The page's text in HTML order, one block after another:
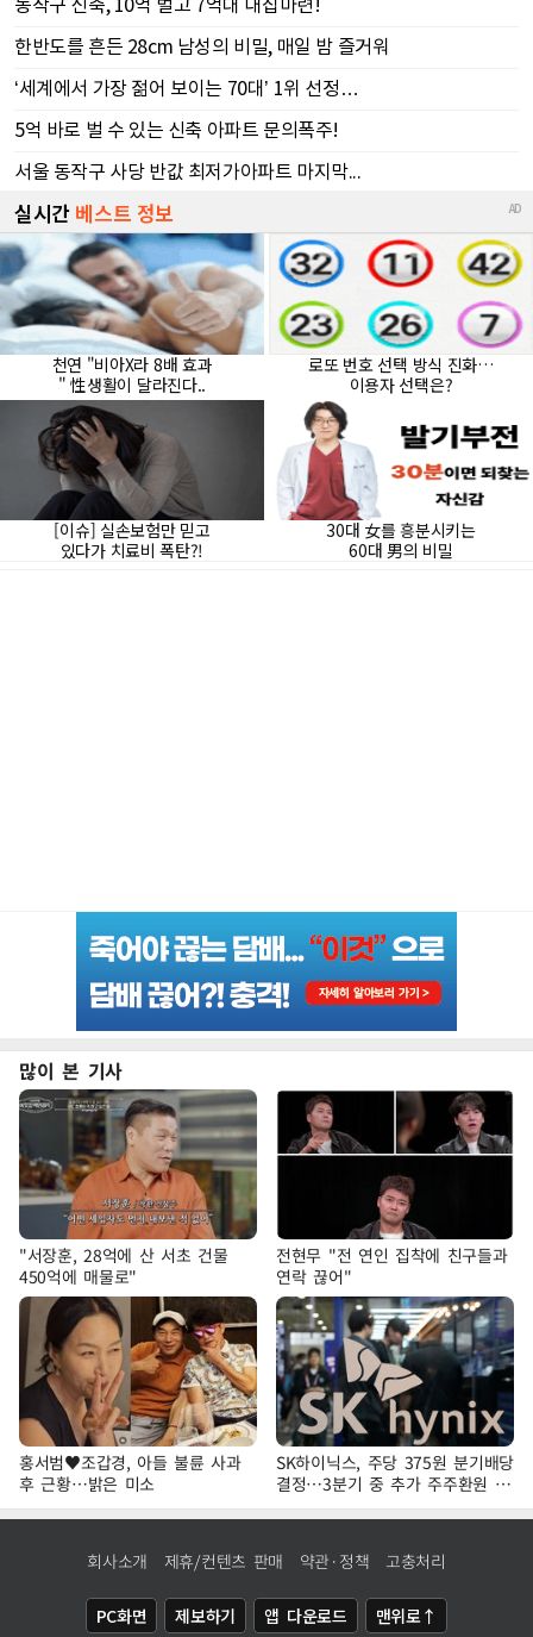
많이 본 기사
"서장훈, 28억에 산 서초 건물
450억에 매물로"
전현무 "전 연인 집착에 친구들과
연락 끊어"
홍서범♥조갑경, 아들 불륜 사과
후 근황…밝은 미소
SK하이닉스, 주당 375원 분기배당
결정…3분기 중 추가 주주환원 발
표
회사소개 제휴/컨텐츠 판매 약관·정책 고충처리
PC화면 제보하기 앱 다운로드 맨위로↑